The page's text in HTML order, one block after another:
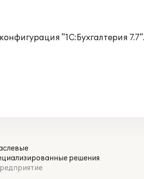
"1С:Бухгалтерия
решения